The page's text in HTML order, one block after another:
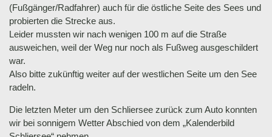
(Fußgänger/Radfahrer) auch für die östliche Seite des Sees und
probierten die Strecke aus.
Leider mussten wir nach wenigen 100 m auf die Straße
ausweichen, weil der Weg nur noch als Fußweg ausgeschildert
war.
Also bitte zukünftig weiter auf der westlichen Seite um den See
radeln.
Die letzten Meter um den Schliersee zurück zum Auto konnten
wir bei sonnigem Wetter Abschied von dem „Kalenderbild